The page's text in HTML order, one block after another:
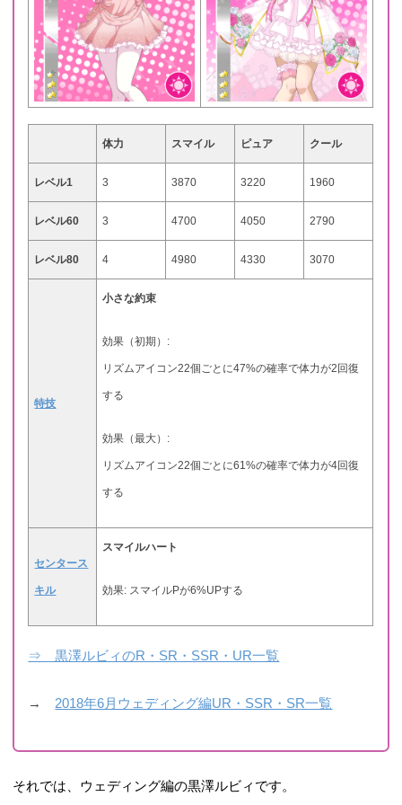
体力 スマイル ピュア クール
レベル1 3 3870 3220 1960
レベル60 3 4700 4050 2790
レベル80 4 4980 4330 3070
特技
小さな約束
効果（初期）:
リズムアイコン22個ごとに47%の確率で体力が2回復
する
効果（最大）:
リズムアイコン22個ごとに61%の確率で体力が4回復
する
センタース
キル
スマイルハート
効果: スマイルPが6%UPする
⇒ 黒澤ルビィのR・SR・SSR・UR一覧
→ 2018年6月ウェディング編UR・SSR・SR一覧
それでは、ウェディング編の黒澤ルビィです。